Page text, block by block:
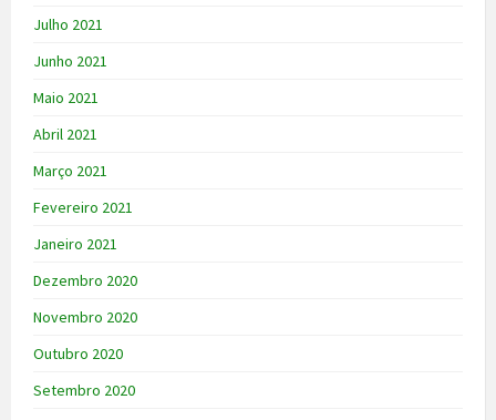
Julho 2021
Junho 2021
Maio 2021
Abril 2021
Março 2021
Fevereiro 2021
Janeiro 2021
Dezembro 2020
Novembro 2020
Outubro 2020
Setembro 2020